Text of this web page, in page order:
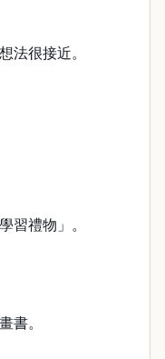
法很接近。
習禮物」。
書。